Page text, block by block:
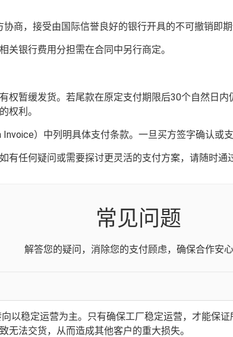
商，接受由国际信誉良好的银行开具的不可撤销即
关银行费用分担需在合同中另行商定。
权暂缓发货。若尾款在原定支付期限后30个自然日
权利。
）中列明具体支付条款。一旦买方签字确认或
任何疑问或需要探讨更灵活的支付方案，请随时通
常见问题
解答您的疑问，消除您的支付顾虑，确保合作安
以稳定运营为主。只有确保工厂稳定运营，才能保
无法交货，从而造成其他客户的重大损失。